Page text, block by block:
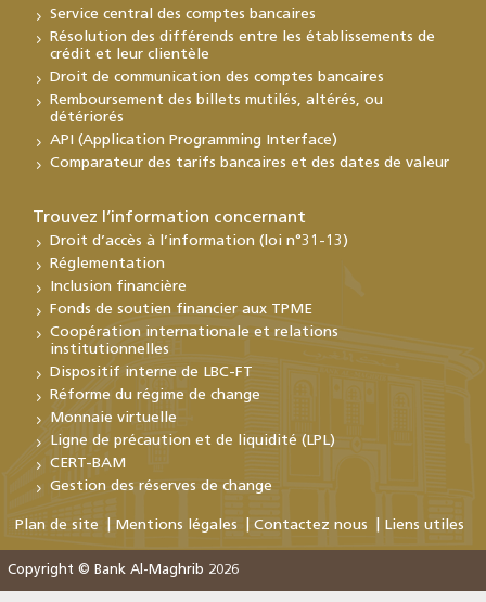
Service central des comptes bancaires
Résolution des différends entre les établissements de
crédit et leur clientèle
Droit de communication des comptes bancaires
Remboursement des billets mutilés, altérés, ou
détériorés
API (Application Programming Interface)
Comparateur des tarifs bancaires et des dates de valeur
Trouvez l’information concernant
Droit d’accès à l’information (loi n°31-13)
Réglementation
Inclusion financière
Fonds de soutien financier aux TPME
Coopération internationale et relations
institutionnelles
Dispositif interne de LBC-FT
Réforme du régime de change
Monnaie virtuelle
Ligne de précaution et de liquidité (LPL)
CERT-BAM
Gestion des réserves de change
Plan de site Mentions légales Contactez nous Liens utiles
Copyright © Bank Al-Maghrib 2026